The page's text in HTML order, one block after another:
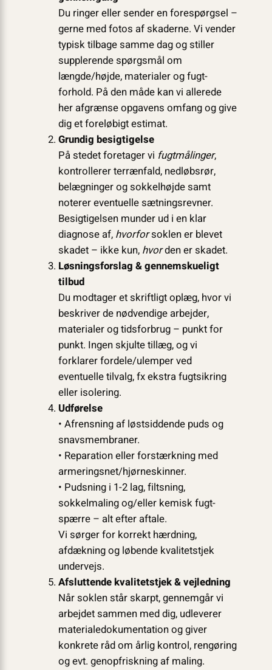
Du ringer eller sender en forespørgsel –
gerne med fotos af skaderne. Vi vender
typisk tilbage samme dag og stiller
supplerende spørgsmål om
længde/højde, materialer og fugt­
forhold. På den måde kan vi allerede
her afgrænse opgavens omfang og give
dig et foreløbigt estimat.
Grundig besigtigelse
På stedet foretager vi fugtmålinger,
kontrollerer terrænfald, nedløbsrør,
belægninger og sokkelhøjde samt
noterer eventuelle sætnings­revner.
Besigtigelsen munder ud i en klar
diagnose af, hvorforsoklen er blevet
skadet – ikke kun, hvorden er skadet.
Løsningsforslag & gennemskueligt
tilbud
Du modtager et skriftligt oplæg, hvor vi
beskriver de nødvendige arbejder,
materialer og tidsforbrug – punkt for
punkt. Ingen skjulte tillæg, og vi
forklarer fordele/ulemper ved
eventuelle tilvalg, fx ekstra fugtsikring
eller isolering.
Udførelse
• Afrensning af løstsiddende puds og
snavsmembraner.
• Reparation eller forstærkning med
armeringsnet/hjørneskinner.
• Pudsning i 1-2 lag, filtsning,
sokkelmaling og/eller kemisk fugt­
spærre – alt efter aftale.
Vi sørger for korrekt hærdning,
afdækning og løbende kvalitetstjek
undervejs.
Afsluttende kvalitetstjek & vejledning
Når soklen står skarpt, gennemgår vi
arbejdet sammen med dig, udleverer
materialedokumentation og giver
konkrete råd om årlig kontrol, rengøring
og evt. genopfriskning af maling.